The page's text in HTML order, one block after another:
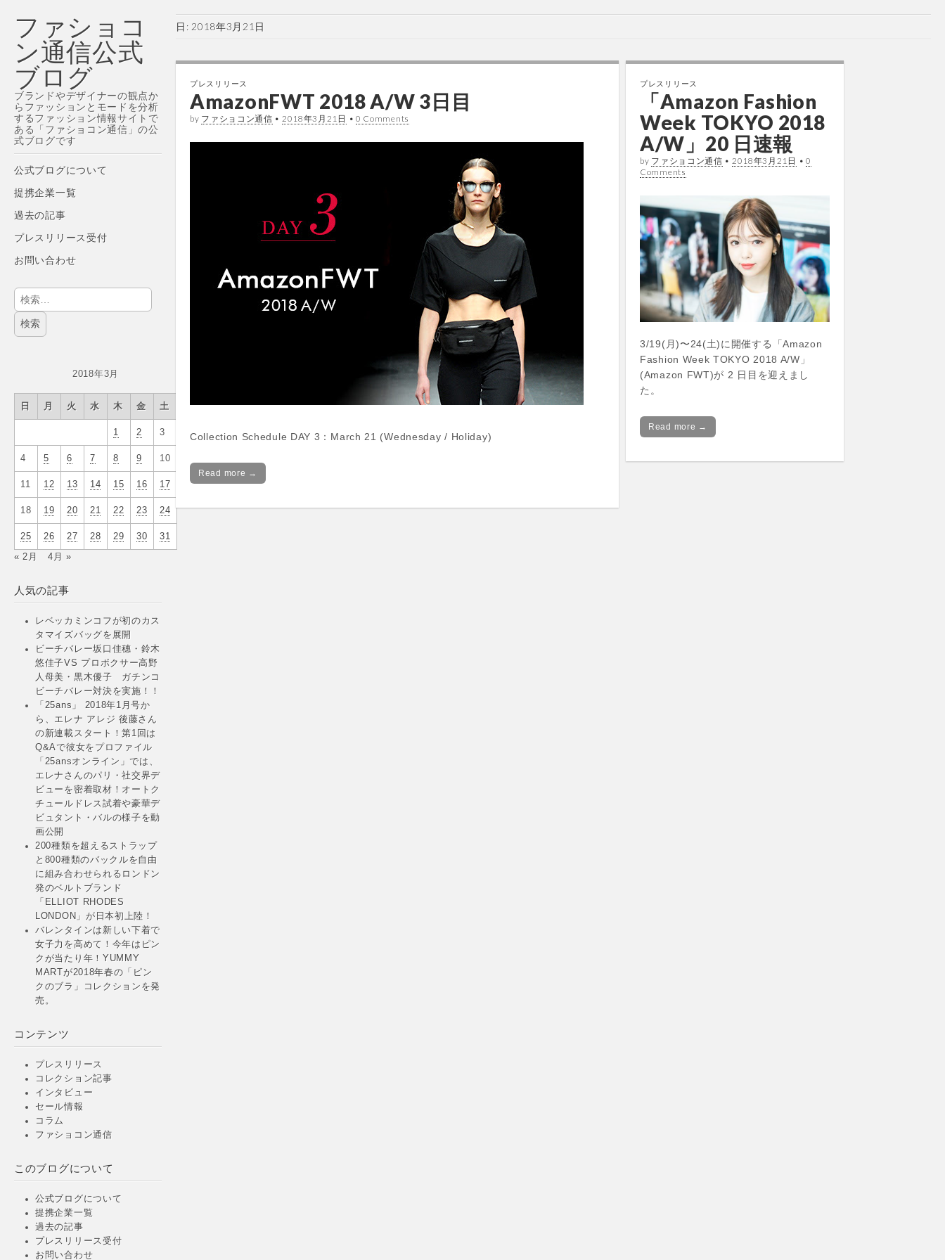
ファショコ
ン通信公式
ブログ
ブランドやデザイナーの観点か
らファッションとモードを分析
するファッション情報サイトで
ある「ファショコン通信」の公
式ブログです
Main
menu
Skip
content
公式ブログについて
提携企業一覧
過去の記事
プレスリリース受付
お問い合わせ
検
索:
2018年3月
日 月 火 水 木 金 土
1 2 3
4 5 6 7 8 9 10
11 12 13 14 15 16 17
18 19 20 21 22 23 24
25 26 27 28 29 30 31
« 2月 4月 »
人気の記事
レベッカミンコフが初のカス
タマイズバッグを展開
ビーチバレー坂口佳穗・鈴木
悠佳子VS プロボクサー高野
人母美・黒木優子 ガチンコ
ビーチバレー対決を実施！！
「25ans」 2018年1月号か
ら、エレナ アレジ 後藤さん
の新連載スタート！第1回は
Q&Aで彼女をプロファイル
「25ansオンライン」では、
エレナさんのパリ・社交界デ
ビューを密着取材！オートク
チュールドレス試着や豪華デ
ビュタント・バルの様子を動
画公開
200種類を超えるストラップ
と800種類のバックルを自由
に組み合わせられるロンドン
発のベルトブランド
「ELLIOT RHODES
LONDON」が日本初上陸！
バレンタインは新しい下着で
女子力を高めて！今年はピン
クが当たり年！YUMMY
MARTが2018年春の「ピン
クのブラ」コレクションを発
売。
コンテンツ
プレスリリース
コレクション記事
インタビュー
セール情報
コラム
ファショコン通信
このブログについて
公式ブログについて
提携企業一覧
過去の記事
プレスリリース受付
お問い合わせ
日: 2018年3月21日
プレスリリース
AmazonFWT 2018 A/W 3日目
by ファショコン通信 • 2018年3月21日 • 0 Comments
Collection Schedule DAY 3：March 21 (Wednesday / Holiday)
Read more →
プレスリリース
「Amazon Fashion
Week TOKYO 2018
A/W」20 日速報
by ファショコン通信 • 2018年3月21日 • 0
Comments
3/19(月)〜24(土)に開催する「Amazon
Fashion Week TOKYO 2018 A/W」
(Amazon FWT)が 2 日目を迎えまし
た。
Read more →